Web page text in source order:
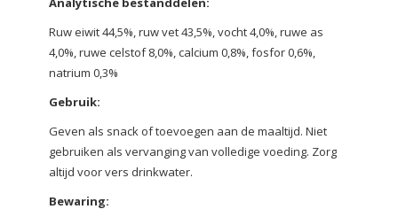
Ruw eiwit 44,5%, ruw vet 43,5%, vocht 4,0%, ruwe as
4,0%, ruwe celstof 8,0%, calcium 0,8%, fosfor 0,6%,
natrium 0,3%
Gebruik:
Geven als snack of toevoegen aan de maaltijd. Niet
gebruiken als vervanging van volledige voeding. Zorg
altijd voor vers drinkwater.
Bewaring: